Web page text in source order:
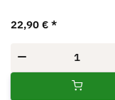
22,90 € *